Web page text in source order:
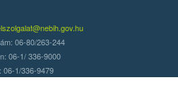
06-80/263-244
06-1/ 336-9000
06-1/336-9479